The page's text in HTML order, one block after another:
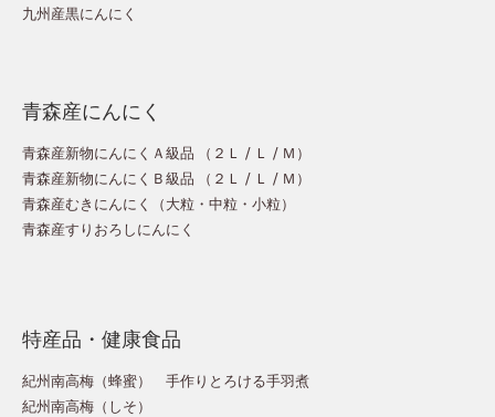
九州産黒にんにく
青森産にんにく
青森産新物にんにくＡ級品 （ ２Ｌ / Ｌ / Ｍ ）
青森産新物にんにくＢ級品 （ ２Ｌ / Ｌ / Ｍ ）
青森産むきにんにく（大粒 ・ 中粒 ・ 小粒）
青森産すりおろしにんにく
特産品・健康食品
紀州南高梅（蜂蜜）
手作りとろける手羽煮
紀州南高梅（しそ）